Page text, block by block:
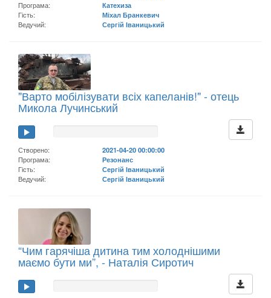
Програма:
Катехиза
Гість:
Міхал Бранкевич
Ведучий:
Сергій Іваницький
"Варто мобілізувати всіх капеланів!" - отець
Микола Лучинський
Створено:
2021-04-20 00:00:00
Програма:
Резонанс
Гість:
Сергій Іваницький
Ведучий:
Сергій Іваницький
“Чим гарячіша дитина тим холоднішими
маємо бути ми”, - Наталія Сиротич